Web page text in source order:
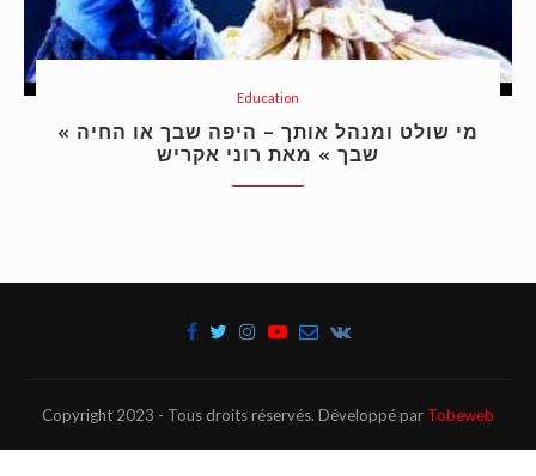
Education
« מי שולט ומנהל אותך – היפה שבך או החיה
שבך » מאת רוני אקריש
Copyright 2023 - Tous droits réservés. Développé par Tobeweb